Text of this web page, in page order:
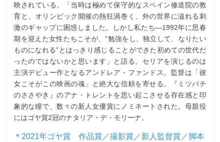
映されている。「当時は極めて保守的なスペイン修道院の教
育と、オリンピック開催の熱狂渦巻く、外の世界に溢れる刺
激のギャップに困惑しました。しかし私たち―1992年に思春
期を迎えた女性たちこそが、”勉強をし、独立して、なりたい
ものになれる”とはっきり感じることができた初めての世代だ
ったのではないかと思います」と語る。セリアを演じるのは
主演デビュー作となるアンドレア・ファンドス。監督は「彼
女こそがこの映画の魂」と絶大な信頼を寄せる。『ミツバチ
のささやき』のアナ・トレントを思い起こさせる存在感と印
象的な瞳で、数々の新人女優賞にノミネートされた。母親役
にはゴヤ賞2冠のナタリア・デ・モリーナ。
＊2021年ゴヤ賞 作品賞／撮影賞／新人監督賞／脚本